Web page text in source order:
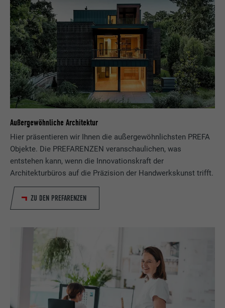
Außergewöhnliche Architektur
Hier präsentieren wir Ihnen die außergewöhnlichsten PREFA
Objekte. Die PREFARENZEN veranschaulichen, was
entstehen kann, wenn die Innovationskraft der
Architekturbüros auf die Präzision der Handwerkskunst trifft.
ZU DEN PREFARENZEN